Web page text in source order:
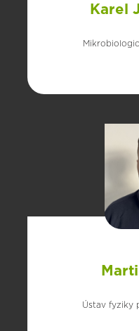
Karel
Ústav fyziky